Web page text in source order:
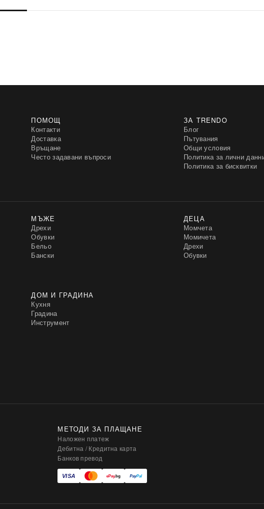
ПОМОЩ
Контакти
Доставка
Връщане
Често задавани въпроси
ЗА TRENDO
Блог
Пътувания
Общи условия
Политика за лични
Политика за бисквитки
МЪЖЕ
Дрехи
Обувки
Бельо
Бански
ДЕЦА
Момчета
Момичета
Дрехи
Обувки
ДОМ И ГРАДИНА
Кухня
Градина
Инструмент
МЕТОДИ ЗА ПЛАЩАНЕ
Наложен платеж
Дебитна / Кредитна карта
Банков превод